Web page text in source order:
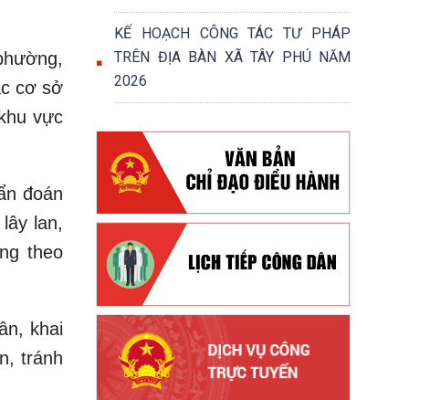
cơ sở
vực
đoán
lan,
theo
khai
tránh
KẾ HOẠCH CÔNG TÁC TƯ PHÁP
TRÊN ĐỊA BÀN XÃ TÂY PHÚ NĂM
2026